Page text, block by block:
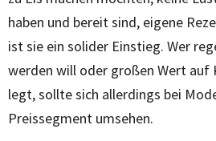
haben und bereit sind, eigene
ist sie ein solider Einstieg. Wer
werden will oder großen Wert
legt, sollte sich allerdings bei
Preissegment umsehen.